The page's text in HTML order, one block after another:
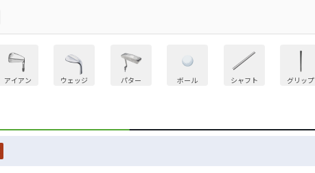
アイアン ウェッジ パター ボール シャフト グリップ